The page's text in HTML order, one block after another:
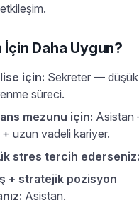
İçin Daha Uygun?
için: Sekreter — düşük
süreci.
mezunu için: Asistan
uzun vadeli kariyer.
stres tercih ederseniz:
+ stratejik pozisyon
Asistan.